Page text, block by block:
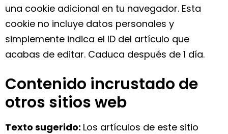
una cookie adicional en tu navegador. Esta
cookie no incluye datos personales y
simplemente indica el ID del artículo que
acabas de editar. Caduca después de 1 día.
Contenido incrustado de
otros sitios web
Texto sugerido: Los artículos de este sitio